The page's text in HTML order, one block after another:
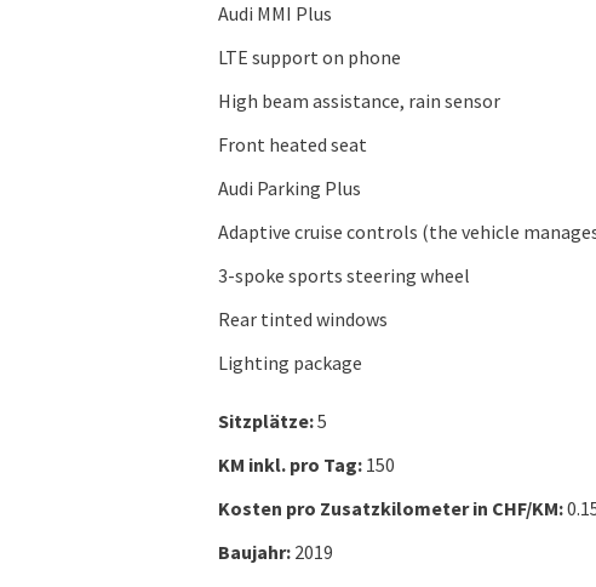
Audi MMI Plus
LTE support on phone
High beam assistance, rain sensor
Front heated seat
Audi Parking Plus
Adaptive cruise controls (the vehicle
3-spoke sports steering wheel
Rear tinted windows
Lighting package
Sitzplätze:5
KM inkl. pro Tag: 150
Kosten pro Zusatzkilometer in CHF/KM:
Baujahr: 2019